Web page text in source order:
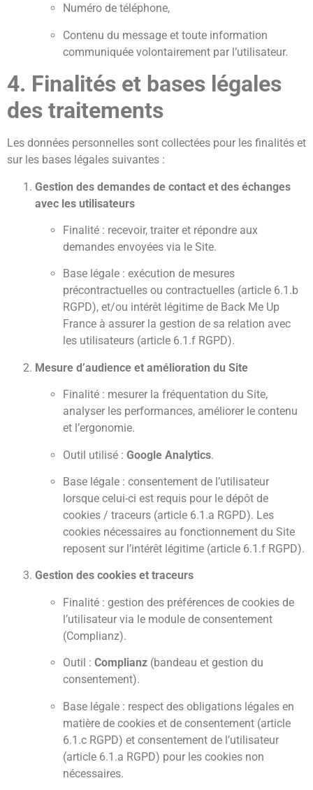
Numéro de téléphone,
Contenu du message et toute information
communiquée volontairement par l’utilisateur.
4. Finalités et bases légales
des traitements
Les données personnelles sont collectées pour les finalités et
sur les bases légales suivantes :
Gestion des demandes de contact et des échanges
avec les utilisateurs
Finalité : recevoir, traiter et répondre aux
demandes envoyées via le Site.
Base légale : exécution de mesures
précontractuelles ou contractuelles (article 6.1.b
RGPD), et/ou intérêt légitime de Back Me Up
France à assurer la gestion de sa relation avec
les utilisateurs (article 6.1.f RGPD).
Mesure d’audience et amélioration du Site
Finalité : mesurer la fréquentation du Site,
analyser les performances, améliorer le contenu
et l’ergonomie.
Outil utilisé : Google Analytics.
Base légale : consentement de l’utilisateur
lorsque celui-ci est requis pour le dépôt de
cookies / traceurs (article 6.1.a RGPD). Les
cookies nécessaires au fonctionnement du Site
reposent sur l’intérêt légitime (article 6.1.f RGPD).
Gestion des cookies et traceurs
Finalité : gestion des préférences de cookies de
l’utilisateur via le module de consentement
(Complianz).
Outil : Complianz (bandeau et gestion du
consentement).
Base légale : respect des obligations légales en
matière de cookies et de consentement (article
6.1.c RGPD) et consentement de l’utilisateur
(article 6.1.a RGPD) pour les cookies non
nécessaires.